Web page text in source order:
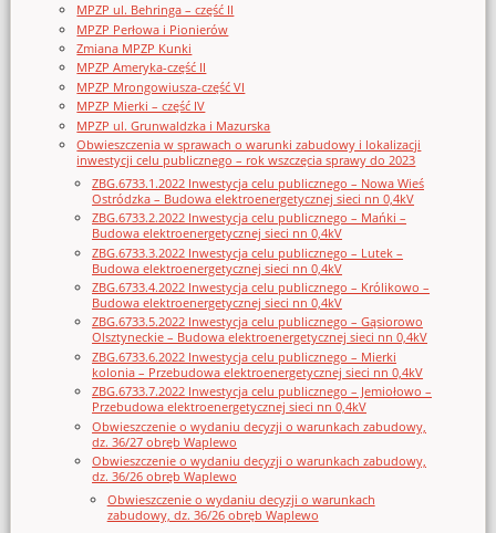
MPZP ul. Behringa – część II
MPZP Perłowa i Pionierów
Zmiana MPZP Kunki
MPZP Ameryka-część II
MPZP Mrongowiusza-część VI
MPZP Mierki – część IV
MPZP ul. Grunwaldzka i Mazurska
Obwieszczenia w sprawach o warunki zabudowy i lokalizacji
inwestycji celu publicznego – rok wszczęcia sprawy do 2023
ZBG.6733.1.2022 Inwestycja celu publicznego – Nowa Wieś
Ostródzka – Budowa elektroenergetycznej sieci nn 0,4kV
ZBG.6733.2.2022 Inwestycja celu publicznego – Mańki –
Budowa elektroenergetycznej sieci nn 0,4kV
ZBG.6733.3.2022 Inwestycja celu publicznego – Lutek –
Budowa elektroenergetycznej sieci nn 0,4kV
ZBG.6733.4.2022 Inwestycja celu publicznego – Królikowo –
Budowa elektroenergetycznej sieci nn 0,4kV
ZBG.6733.5.2022 Inwestycja celu publicznego – Gąsiorowo
Olsztyneckie – Budowa elektroenergetycznej sieci nn 0,4kV
ZBG.6733.6.2022 Inwestycja celu publicznego – Mierki
kolonia – Przebudowa elektroenergetycznej sieci nn 0,4kV
ZBG.6733.7.2022 Inwestycja celu publicznego – Jemiołowo –
Przebudowa elektroenergetycznej sieci nn 0,4kV
Obwieszczenie o wydaniu decyzji o warunkach zabudowy,
dz. 36/27 obręb Waplewo
Obwieszczenie o wydaniu decyzji o warunkach zabudowy,
dz. 36/26 obręb Waplewo
Obwieszczenie o wydaniu decyzji o warunkach
zabudowy, dz. 36/26 obręb Waplewo